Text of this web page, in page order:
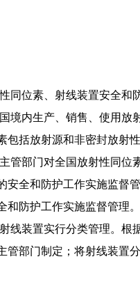
同位素、射线装置安全和
境内生产、销售、使用放
包括放射源和非密封放射性
管部门对全国放射性同位
安全和防护工作实施监督管
和防护工作实施监督管理。
线装置实行分类管理。根
部门制定；将射线装置分